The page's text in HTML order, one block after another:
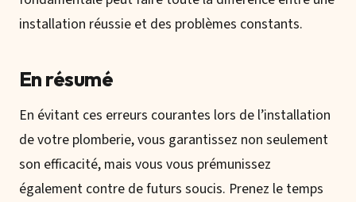
installation réussie et des problèmes constants.
En résumé
En évitant ces erreurs courantes lors de l’installation
de votre plomberie, vous garantissez non seulement
son efficacité, mais vous vous prémunissez
également contre de futurs soucis. Prenez le temps